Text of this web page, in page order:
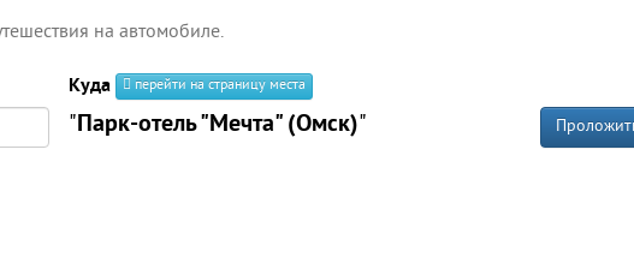
на автомобиле.
Куда перейти на страницу места
"Парк-отель "Мечта" (Омск)"